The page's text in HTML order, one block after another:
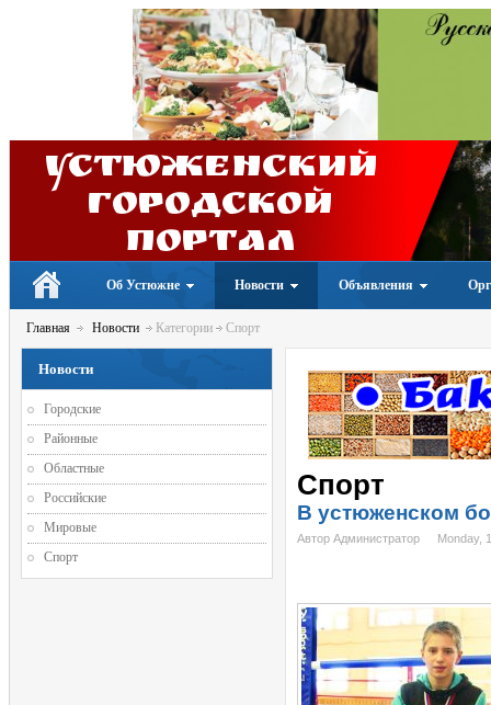
Устюженский
Городской
портал
Об Устюжне Новости Объявления
Главная Новости Категории Спорт
Спорт
В устюженском
Автор Администратор Monday,
Новости
Городские
Районные
Областные
Российские
Мировые
Спорт